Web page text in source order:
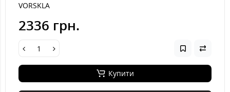
VORSKLA
2336 грн.
Купити